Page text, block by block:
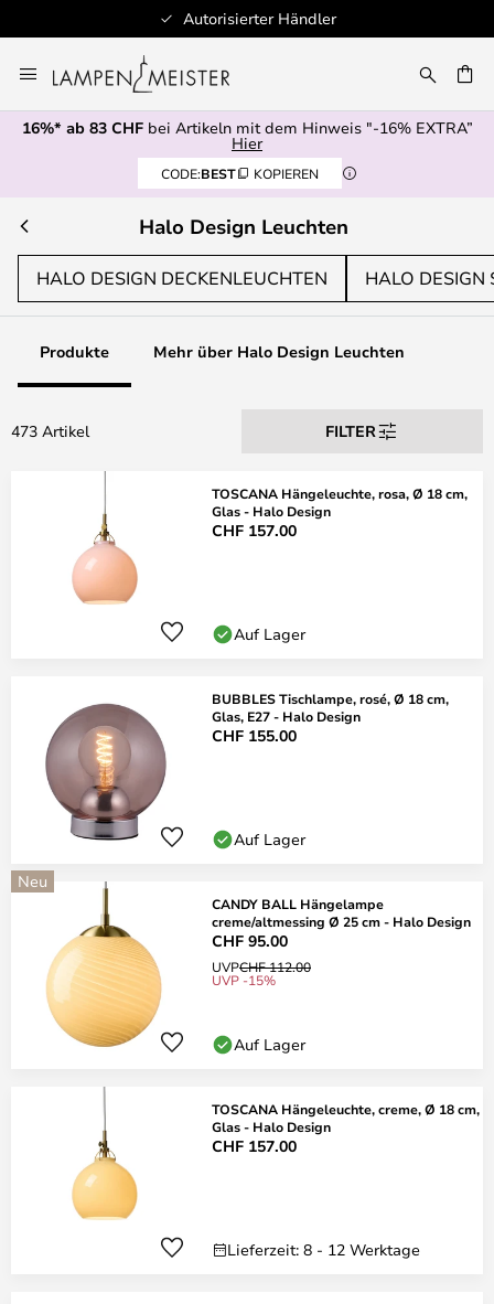
100+ Designerbrands
Inhalt
springen
16%* ab 83 CHFbei Artikeln mit dem Hinweis "-16% EXTRA”
Hier
CODE:BEST KOPIEREN
Halo Design Leuchten
HALO DESIGN DECKENLEUCHTEN HALO DESIGN
Produkte Mehr über Halo Design Leuchten
473 Artikel FILTER
TOSCANA Hängeleuchte, rosa, Ø 18 cm,
Glas - Halo Design
CHF 157.00
Auf Lager
BUBBLES Tischlampe, rosé, Ø 18 cm,
Glas, E27 - Halo Design
CHF 155.00
Auf Lager
Neu
CANDY BALL Hängelampe
creme/altmessing Ø 25 cm - Halo Design
CHF 95.00
UVPCHF 112.00
UVP -15%
Auf Lager
TOSCANA Hängeleuchte, creme, Ø 18 cm,
Glas - Halo Design
CHF 157.00
Lieferzeit: 8 - 12 Werktage